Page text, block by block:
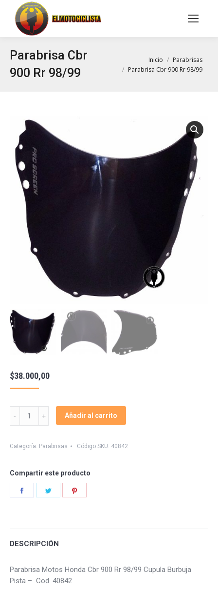
Buscar:
Parabrisa Cbr
900 Rr 98/99
Inicio
Parabrisas
Parabrisa Cbr 900 Rr 98/99
$38.000,00
Parabrisa
Rr
Añadir al carrito
Categoría: Parabrisas Código SKU: 40842
Compartir este producto
DESCRIPCIÓN
Parabrisa Motos Honda Cbr 900 Rr 98/99 Cupula Burbuja
Pista – Cod. 40842